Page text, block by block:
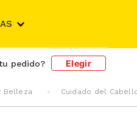
pedido? Elegir
Belleza Cuidado del